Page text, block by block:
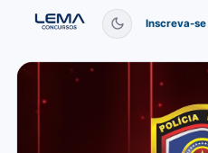
Inscreva-se